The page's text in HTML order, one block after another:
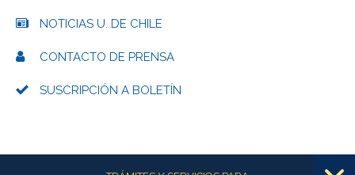
NOTICIAS U. DE CHILE
CONTACTO DE PRENSA
SUSCRIPCIÓN A BOLETÍN
Más información